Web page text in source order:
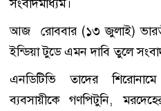
আজ রোববার (১৩ জুলাই)
ইন্ডিয়া টুডে এমন দাবি তুলে
এনডিটিভি তাদের
ব্যবসায়ীকে গণপিটুনি,